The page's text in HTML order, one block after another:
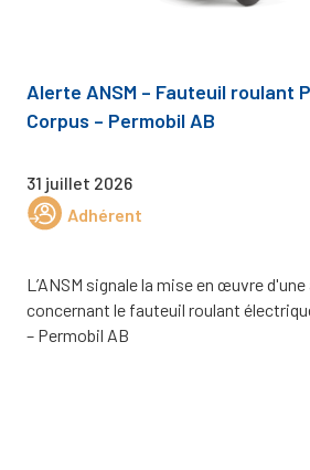
Alerte ANSM – Fauteuil roulant
Corpus – Permobil AB
31 juillet 2026
Adhérent
L’ANSM signale la mise en œuvre
concernant le fauteuil roulant
– Permobil AB